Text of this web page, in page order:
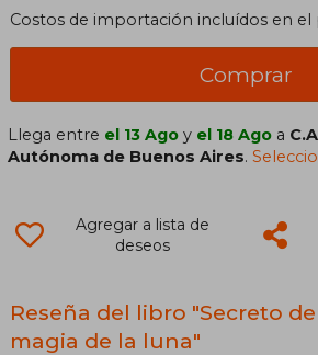
Costos de importación incluídos en el
Comprar
Llega entre el 13 Ago y el 18 Ago a
Autónoma de Buenos Aires.
Agregar a lista de
deseos
Reseña del libro "Secreto
magia de la luna"